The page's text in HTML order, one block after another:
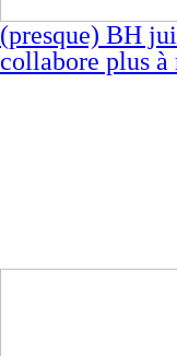
(presque) BH
collabore plus